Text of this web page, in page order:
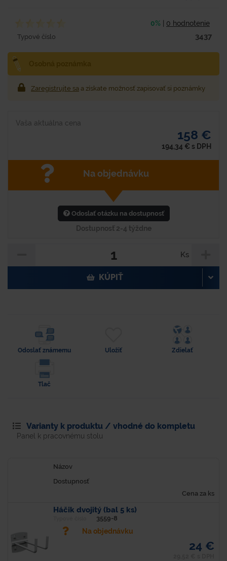
0% 0 hodnotenie
Typové číslo 3437
Zaregistrujte sa a získate možnosť zapisovať si poznámky
Vaša aktuálna cena
158 €
194,34 € s DPH
Na objednávku
Odoslať otázku na dostupnosť
Dostupnosť 2-4 týždne
Ks
KÚPIŤ
Odoslať známemu Uložiť Zdielať
Tlač
Varianty k produktu / vhodné do kompletu
Panel k pracovnému stolu
Názov
Dostupnosť
Cena za ks
Háčik dvojitý (bal 5 ks)
3559-8
Na objednávku
24 €